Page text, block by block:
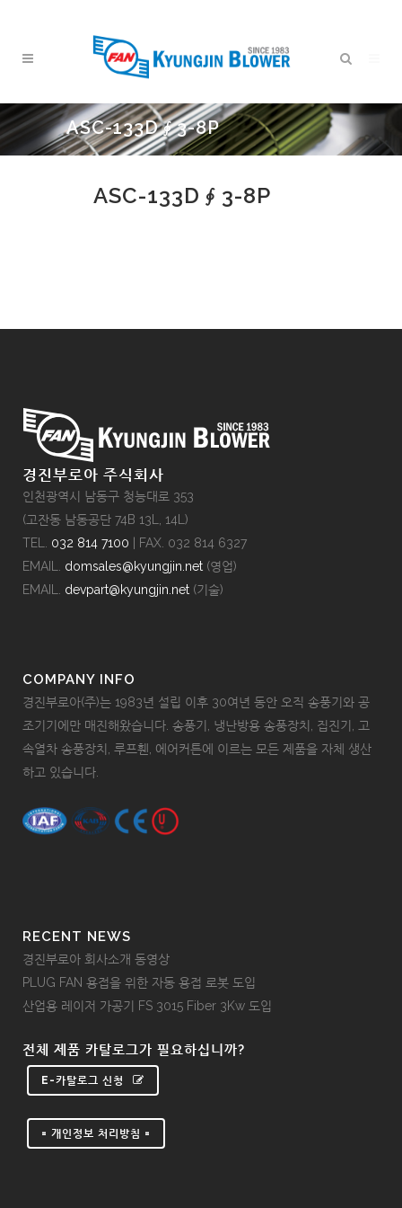
ASC-133D∮3-8P
ASC-133D∮3-8P
경진부로아 주식회사
인천광역시 남동구 청능대로 353
(고잔동 남동공단 74B 13L, 14L)
TEL. 032 814 7100 | FAX. 032 814 6327
EMAIL. domsales@kyungjin.net (영업)
EMAIL. devpart@kyungjin.net (기술)
COMPANY INFO
경진부로아(주)는 1983년 설립 이후 30여년 동안 오직 송풍기와 공
조기기에만 매진해왔습니다. 송풍기, 냉난방용 송풍장치, 집진기, 고
속열차 송풍장치, 루프휀, 에어커튼에 이르는 모든 제품을 자체 생산
하고 있습니다.
RECENT NEWS
경진부로아 회사소개 동영상
PLUG FAN 용접을 위한 자동 용접 로봇 도입
산업용 레이저 가공기 FS 3015 Fiber 3Kw 도입
전체 제품 카탈로그가 필요하십니까?
E-카탈로그 신청
= 개인정보 처리방침 =